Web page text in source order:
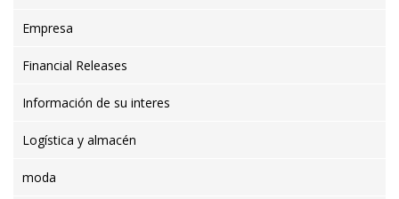
Empresa
Financial Releases
Información de su interes
Logística y almacén
moda